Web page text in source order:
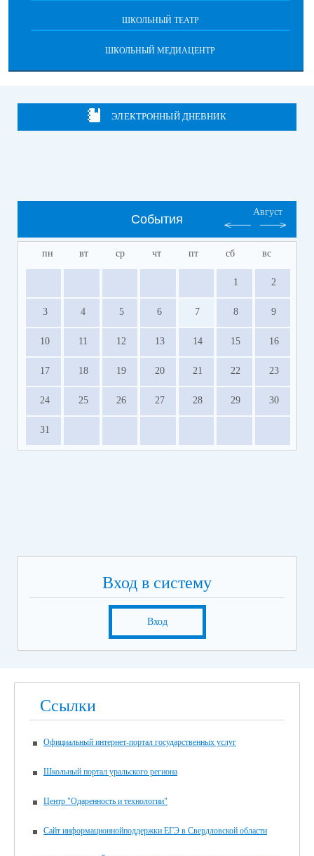
ШКОЛЬНЫЙ ТЕАТР
ШКОЛЬНЫЙ МЕДИАЦЕНТР
ЭЛЕКТРОННЫЙ ДНЕВНИК
События
Август
пн вт ср чт пт сб вс
1 2
3 4 5 6 7 8 9
10 11 12 13 14 15 16
17 18 19 20 21 22 23
24 25 26 27 28 29 30
31
Вход в систему
Вход
Ссылки
Официальный интернет-портал государственных услуг
Школьный портал уральского региона
Центр "Одаренность и технологии"
Сайт информационнойподдержки ЕГЭ в Свердловской области